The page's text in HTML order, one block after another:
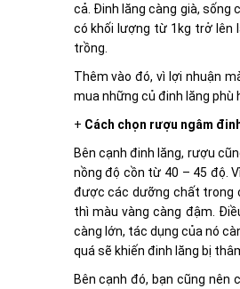
cả. Đinh lăng càng già, sống
có khối lượng từ 1kg trở lên
trồng.
Thêm vào đó, vì lợi nhuận
mua những củ đinh lăng
+ Cách chọn rượu ngâm
Bên cạnh đinh lăng, rượu
nồng độ cồn từ 40 – 45 độ.
được các dưỡng chất trong
thì màu vàng càng đậm.
càng lớn, tác dụng của nó
quá sẽ khiến đinh lăng bị
Bên cạnh đó, bạn cũng